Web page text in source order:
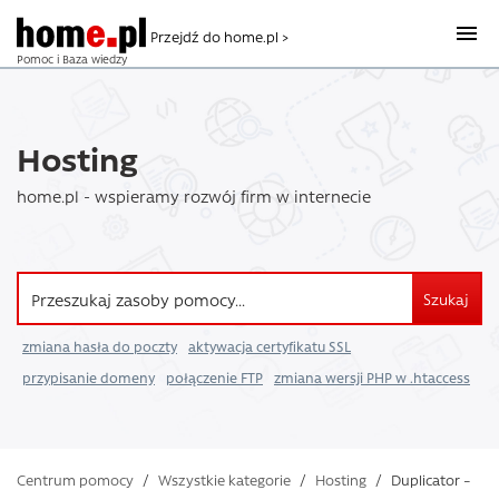
Pomoc i Baza wiedzy
Przejdź do home.pl >
Hosting
home.pl - wspieramy rozwój firm w internecie
Szukaj
zmiana hasła do poczty
aktywacja certyfikatu SSL
przypisanie domeny
połączenie FTP zmiana wersji PHP w .htaccess
Centrum pomocy / Wszystkie kategorie / Hosting / Duplicator –